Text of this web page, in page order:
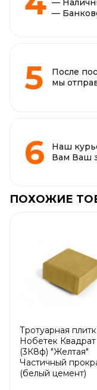
—
—
После
мы
Наш
Вам Ваш
ПОХОЖИЕ
Тротуарная
Нобетек Квадрат
(3К8ф) "Желтая"
Частичный
(белый цемент)